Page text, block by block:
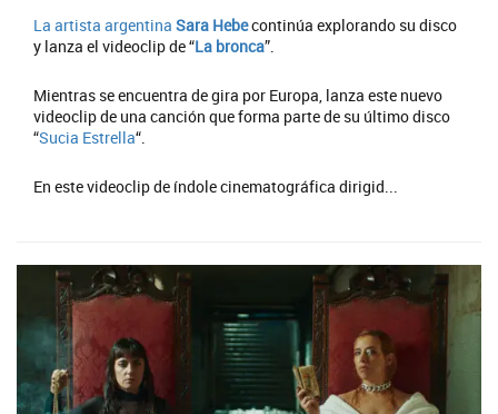
La artista argentina Sara Hebecontinúa explorando su disco
y lanza el videoclip de “La bronca”.
Mientras se encuentra de gira por Europa, lanza este nuevo
videoclip de una canción que forma parte de su último disco
“Sucia Estrella“.
En este videoclip de índole cinematográfica dirigid...